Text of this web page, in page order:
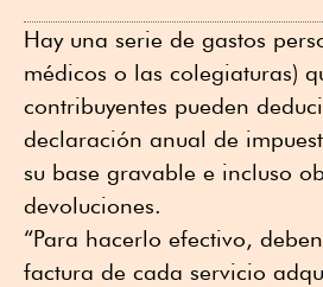
Hay una serie de gastos
médicos o las colegiaturas)
contribuyentes pueden
declaración anual de
su base gravable e incluso
devoluciones.
“Para hacerlo efectivo,
factura de cada servicio